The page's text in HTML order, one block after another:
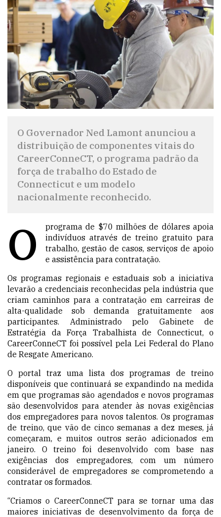
O Governador Ned Lamont anunciou a
distribuição de componentes vitais do
CareerConneCT, o programa padrão da
força de trabalho do Estado de
Connecticut e um modelo
nacionalmente reconhecido.
O
programa de $70 milhões de dólares apoia
indivíduos através de treino gratuito para
trabalho, gestão de casos, serviços de apoio
e assistência para contratação.
Os programas regionais e estaduais sob a iniciativa
levarão a credenciais reconhecidas pela indústria que
criam caminhos para a contratação em carreiras de
alta-qualidade sob demanda gratuitamente aos
participantes. Administrado pelo Gabinete de
Estratégia da Força Trabalhista de Connecticut, o
CareerConneCT foi possível pela Lei Federal do Plano
de Resgate Americano.
O portal traz uma lista dos programas de treino
disponíveis que continuará se expandindo na medida
em que programas são agendados e novos programas
são desenvolvidos para atender às novas exigências
dos empregadores para novos talentos. Os programas
de treino, que vão de cinco semanas a dez meses, já
começaram, e muitos outros serão adicionados em
janeiro. O treino foi desenvolvido com base nas
exigências dos empregadores, com um número
considerável de empregadores se comprometendo a
contratar os formados.
“Criamos o CareerConneCT para se tornar uma das
maiores iniciativas de desenvolvimento da força de